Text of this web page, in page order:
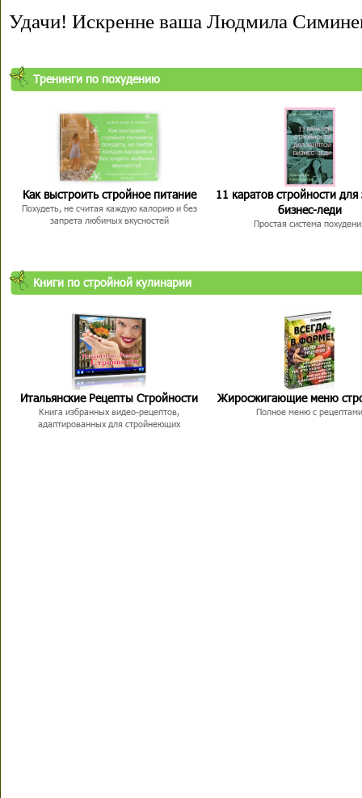
Удачи! Искренне ваша Людмила
Тренинги по похудению
Как выстроить стройное питание
Похудеть, не считая каждую калорию и без
запрета любимых вкусностей
11 каратов стройности для
бизнес-леди
Простая система
Книги по стройной кулинарии
Итальянские Рецепты Стройности
Книга избранных видео-рецептов,
адаптированных для стройнеющих
Жиросжигающие меню
Полное меню с рецептами